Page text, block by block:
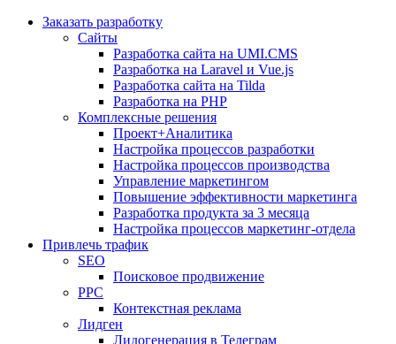
Заказать разработку
Сайты
Разработка сайта на UMI.CMS
Разработка на Laravel и Vue.js
Разработка сайта на Tilda
Разработка на PHP
Комплексные решения
Проект+Аналитика
Настройка процессов разработки
Настройка процессов производства
Управление маркетингом
Повышение эффективности маркетинга
Разработка продукта за 3 месяца
Настройка процессов маркетинг-отдела
Привлечь трафик
SEO
Поисковое продвижение
PPC
Контекстная реклама
Лидген
Лидогенерация в Телеграм